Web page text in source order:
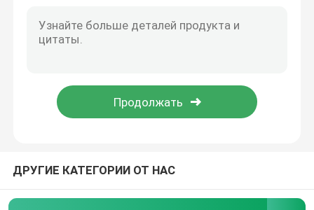
Лабораторная скамейка
Аксессуары для лабораторной мебели
ДРУГИЕ КАТЕГОРИИ ОТ НАС